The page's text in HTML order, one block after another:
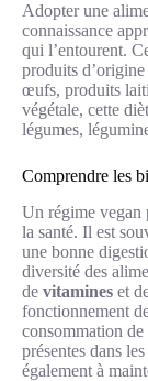
Adopter une
connaissance
qui l’entourent.
produits
œufs, produits
végétale, cette
légumes,
Comprendre les
Un régime vegan
la santé. Il est
une bonne
diversité des
de vitamines et
fonctionnement
consommation de
présentes dans
également à